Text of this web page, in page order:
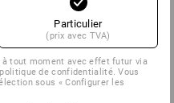
Particulier
(prix avec TVA)
tout moment avec effet futur via
de confidentialité. Vous
sous « Configurer les